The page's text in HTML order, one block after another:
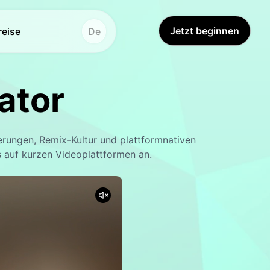
De
Bild
Hot
tauschen
Enhancer
Jetzt beginnen
Remix-Kultur und plattformnativen
auf kurzen Videoplattformen an.